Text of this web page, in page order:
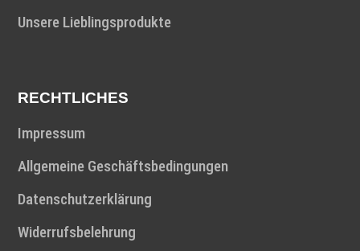
Unsere Lieblingsprodukte
RECHTLICHES
Impressum
Allgemeine Geschäftsbedingungen
Datenschutzerklärung
Widerrufsbelehrung